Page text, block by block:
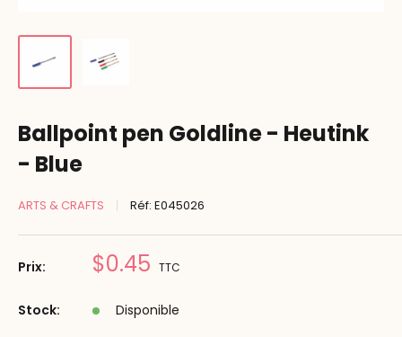
Ballpoint pen Goldline - Heutink
- Blue
ARTS & CRAFTS Réf: E045026
Prix: Prix
$0.45 TTC
Stock: Disponible